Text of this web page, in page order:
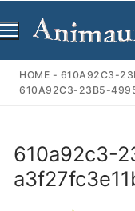
naar
inhoud
HOME - 610A92C3-
610A92C3-23B5-
610a92c3-